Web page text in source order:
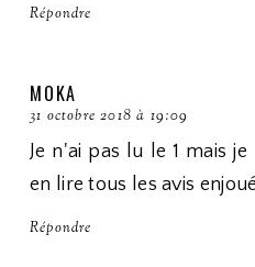
Répondre
MOKA
31 octobre 2018 à 19:09
Je n'ai pas lu le 1 mais
en lire tous les avis
Répondre